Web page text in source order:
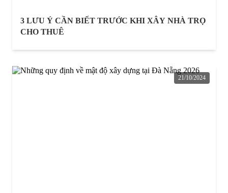
3 LƯU Ý CẦN BIẾT TRƯỚC KHI XÂY NHÀ TRỌ
CHO THUÊ
21/10/2024